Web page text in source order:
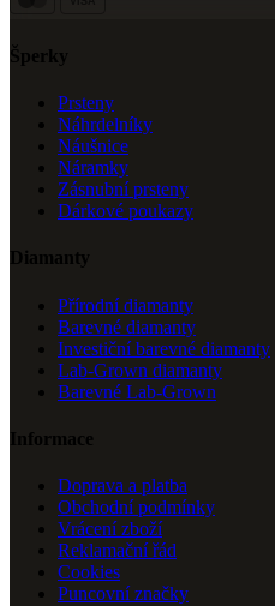
Šperky
Prsteny
Náhrdelníky
Náušnice
Náramky
Zásnubní prsteny
Dárkové poukazy
Diamanty
Přírodní diamanty
Barevné diamanty
Investiční barevné diamanty
Lab-Grown diamanty
Barevné Lab-Grown
Informace
Doprava a platba
Obchodní podmínky
Vrácení zboží
Reklamační řád
Cookies
Puncovní značky